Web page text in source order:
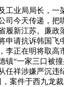
局局长，一架
司今天传递，
履新江苏。廉
申请抗诉韩国飞
李正在明将取
镇“一家三口被
任祥涉嫌严沉
，案件于西九龙